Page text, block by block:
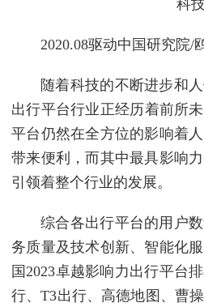
科
2020.08驱动中国研究院/
随着科技的不断进步和
出行平台行业正经历着前所
平台仍然在全方位的影响着
带来便利，而其中最具影响
引领着整个行业的发展。
综合各出行平台的用户
务质量及技术创新、智能化
国2023卓越影响力出行平台
行、T3出行、高德地图、曹